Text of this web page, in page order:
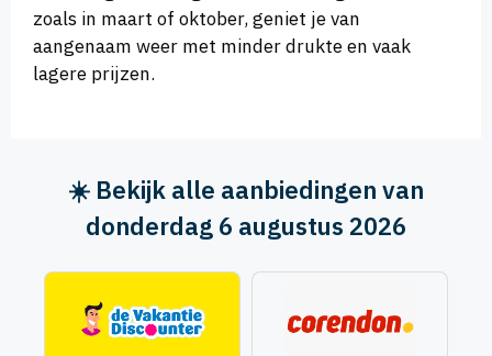
zoals in maart of oktober, geniet je van
aangenaam weer met minder drukte en vaak
lagere prijzen.
☀️ Bekijk alle aanbiedingen van
donderdag 6 augustus 2026